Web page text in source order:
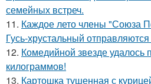
семейных встреч.
11. Каждое лето члены "Союза
Гусь-хрустальный
12. Комедийной звезде удалось
килограммов!
13. Картошка тушенная с